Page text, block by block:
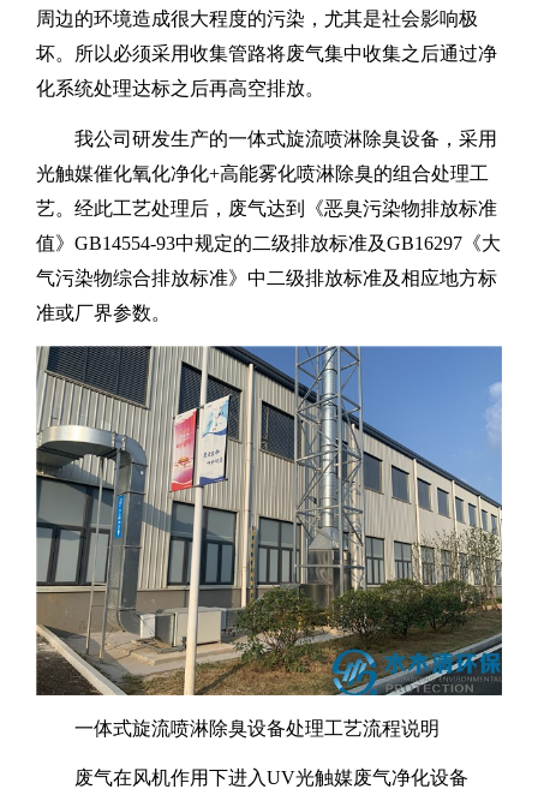
周边的环境造成很大程度的污染，尤其是社会影响极
坏。所以必须采用收集管路将废气集中收集之后通过净
化系统处理达标之后再高空排放。
我公司研发生产的一体式旋流喷淋除臭设备，采用
光触媒催化氧化净化+高能雾化喷淋除臭的组合处理工
艺。经此工艺处理后，废气达到《恶臭污染物排放标准
值》 GB14554-93中规定的二级排放标准及GB16297 《大
气污染物综合排放标准》中二级排放标准及相应地方标
准或厂界参数。
一体式旋流喷淋除臭设备处理工艺流程说明
废气在风机作用下进入UV光触媒废气净化设备